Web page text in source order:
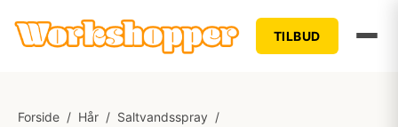
TILBUD
Forside / Hår / Saltvandsspray /